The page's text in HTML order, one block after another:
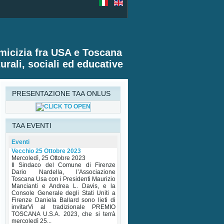
fra USA e Toscana
sociali ed educative
PRESENTAZIONE TAA ONLUS
TAA EVENTI
Eventi
Premio Toscana USA Palazzo
Vecchio 25 Ottobre 2023
Mercoledì, 25 Ottobre 2023
Il Sindaco del Comune di Firenze
Dario Nardella, l’Associazione
Toscana Usa con i Presidenti Maurizio
Mancianti e Andrea L. Davis, e la
Console Generale degli Stati Uniti a
Firenze Daniela Ballard sono lieti di
invitarVi al tradizionale PREMIO
TOSCANA U.S.A. 2023, che si terrà
mercoledì 25...
Read More...